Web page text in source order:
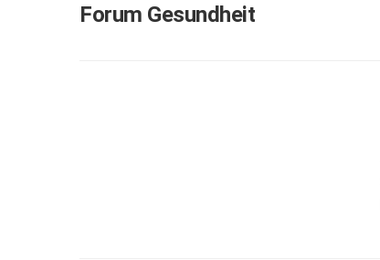
Forum Gesundheit